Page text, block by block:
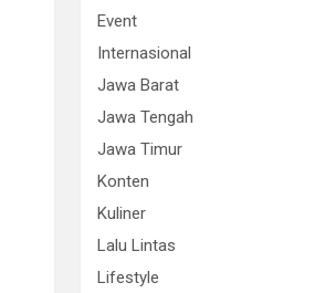
Event
Internasional
Jawa Barat
Jawa Tengah
Jawa Timur
Konten
Kuliner
Lalu Lintas
Lifestyle